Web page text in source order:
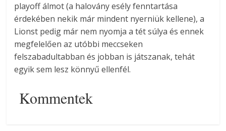
playoff álmot (a halovány esély fenntartása
érdekében nekik már mindent nyerniük kellene), a
Lionst pedig már nem nyomja a tét súlya és ennek
megfelelően az utóbbi meccseken
felszabadultabban és jobban is játszanak, tehát
egyik sem lesz könnyű ellenfél.
Kommentek